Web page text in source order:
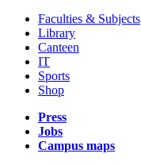
Faculties & Subjects
Library
Canteen
IT
Sports
Shop
Press
Jobs
Campus maps